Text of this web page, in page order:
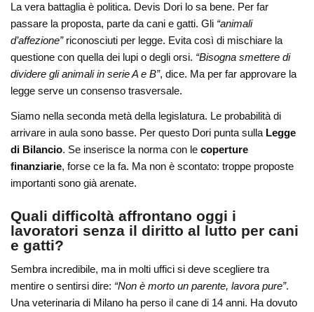
La vera battaglia è politica. Devis Dori lo sa bene. Per far
passare la proposta, parte da cani e gatti. Gli “animali
d’affezione”riconosciuti per legge. Evita così di mischiare la
questione con quella dei lupi o degli orsi. “Bisogna smettere di
dividere gli animali in serie A e B”, dice. Ma per far approvare la
legge serve un consenso trasversale.
Siamo nella seconda metà della legislatura. Le probabilità di
arrivare in aula sono basse. Per questo Dori punta sulla Legge
di Bilancio. Se inserisce la norma con lecoperture
finanziarie, forse ce la fa. Ma non è scontato: troppe proposte
importanti sono già arenate.
Quali difficoltà affrontano oggi i
lavoratori senza il diritto al lutto per cani
e gatti?
Sembra incredibile, ma in molti uffici si deve scegliere tra
mentire o sentirsi dire: “Non è morto un parente, lavora pure”.
Una veterinaria di Milano ha perso il cane di 14 anni. Ha dovuto